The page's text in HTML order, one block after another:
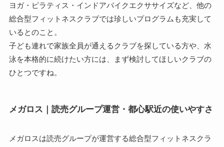
ヨガ・ピラティス・インドアバイクエクササイズなど、他の
総合型フィットネスクラブでは珍しいプログラムも充実して
いるとのこと。
子ども連れで家族全員が通えるクラブを探している方や、水
泳を本格的に続けたい方には、まず検討してほしいクラブの
ひとつですね。
メガロス｜読売グループ運営・都心駅近の使いやすさ
メガロスは読売グループが運営する総合型フィットネスクラ